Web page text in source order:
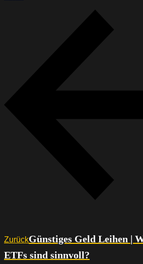
ZurückGünstiges Geld Leihen |
ETFs sind sinnvoll?